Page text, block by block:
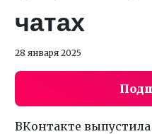
чатах
28 января 2025
ВКонтакте